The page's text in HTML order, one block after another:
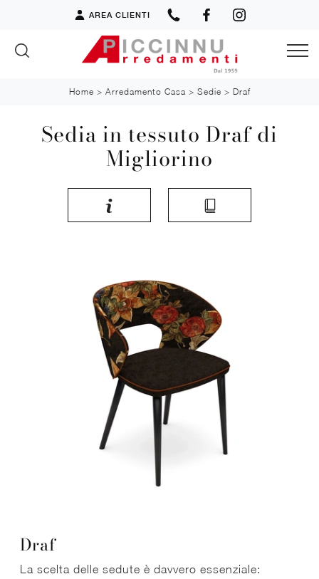
AREA CLIENTI
Home > Arredamento Casa > Sedie > Draf
Sedia in tessuto Draf di
Migliorino
Draf
La scelta delle sedute è davvero essenziale: